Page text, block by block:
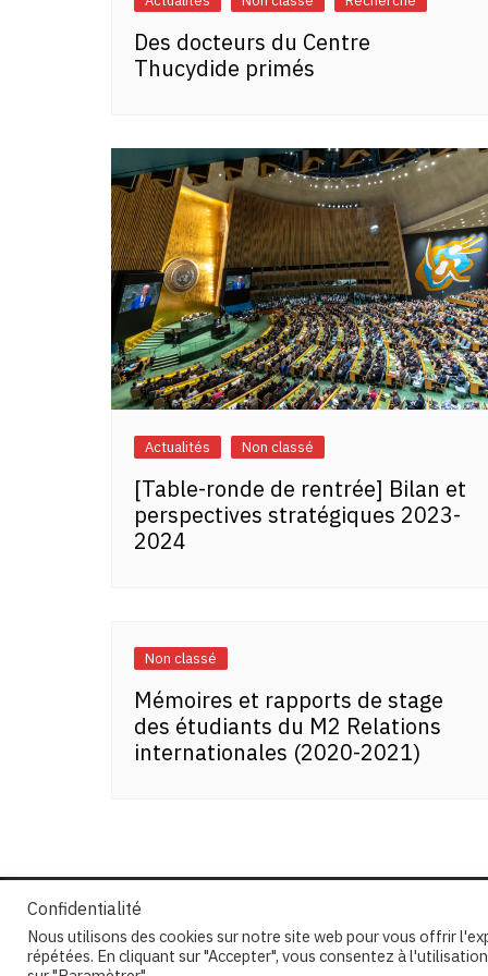
Des docteurs du Centre
Thucydide primés
Actualités Non classé
[Table-ronde de rentrée] Bilan et
perspectives stratégiques 2023-
2024
Non classé
Mémoires et rapports de stage
des étudiants du M2 Relations
internationales (2020-2021)
Copyright © 2026 Centre Thucydide. All rights
Confidentialité
Nous utilisons des cookies sur notre site web pour vous offrir
répétées. En cliquant sur "Accepter", vous consentez à